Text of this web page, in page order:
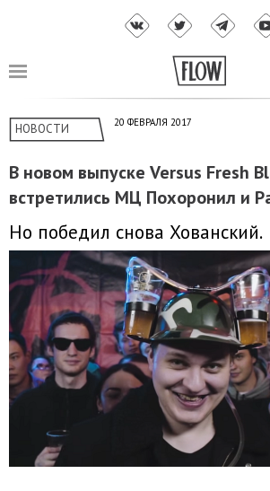
НОВОСТИ 20 ФЕВРАЛЯ 2017
В новом выпуске Versus Fresh
встретились МЦ Похоронил и
Но победил снова Хованский.